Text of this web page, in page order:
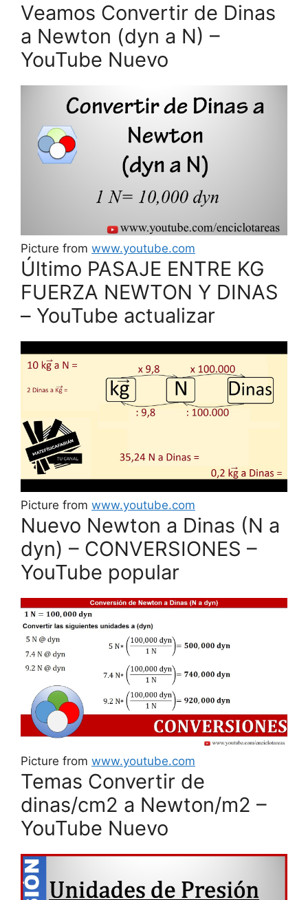
Veamos Convertir de Dinas
a Newton (dyn a N) –
YouTube Nuevo
Picture from www.youtube.com
Último PASAJE ENTRE KG
FUERZA NEWTON Y DINAS
– YouTube actualizar
Picture from www.youtube.com
Nuevo Newton a Dinas (N a
dyn) – CONVERSIONES –
YouTube popular
Picture from www.youtube.com
Temas Convertir de
dinas/cm2 a Newton/m2 –
YouTube Nuevo